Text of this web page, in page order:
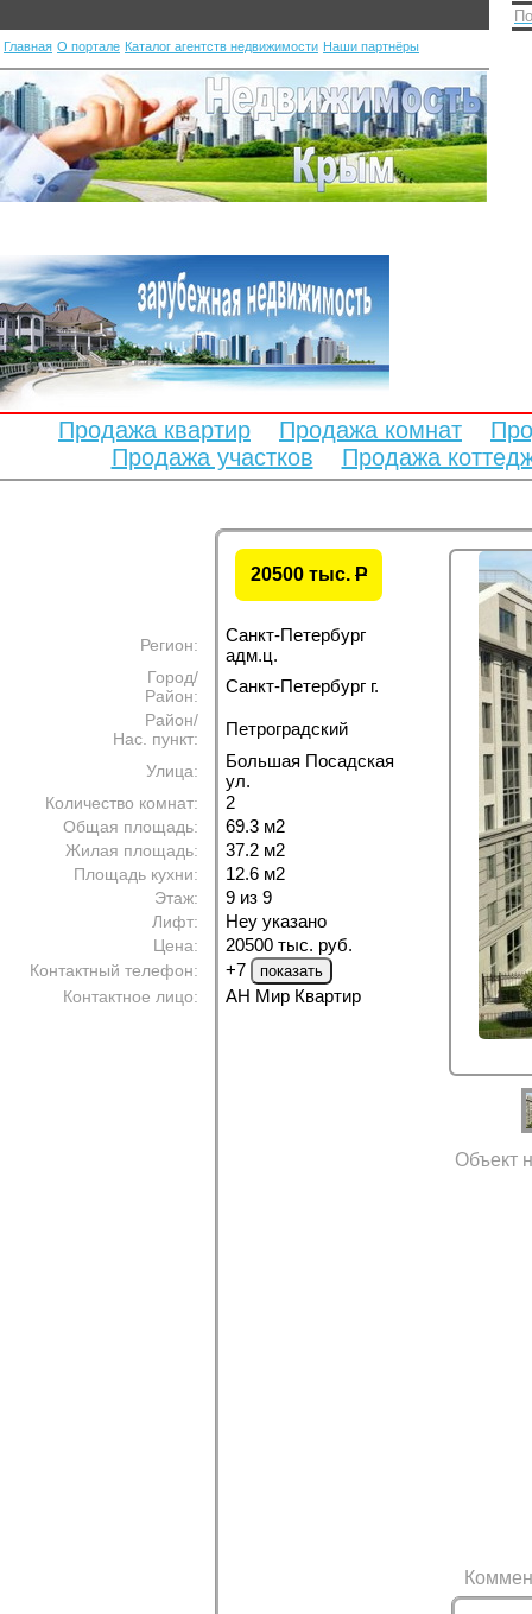
Главная О портале Каталог агентств недвижимости Наши партнёры
Продажа квартир Продажа комнат
Продажа участков
Продажа
20500 тыс. P
Регион:
Санкт-Петербург
адм.ц.
Город/
Район:
Санкт-Петербург г.
Район/
Нас. пункт:
Петроградский
Улица:
Большая Посадская
ул.
Количество комнат: 2
Общая площадь: 69.3 м2
Жилая площадь: 37.2 м2
Площадь кухни: 12.6 м2
Этаж: 9 из 9
Лифт: Неу указано
Цена: 20500 тыс. руб.
Контактный телефон: +7
Контактное лицо: АН Мир Квартир
Объект